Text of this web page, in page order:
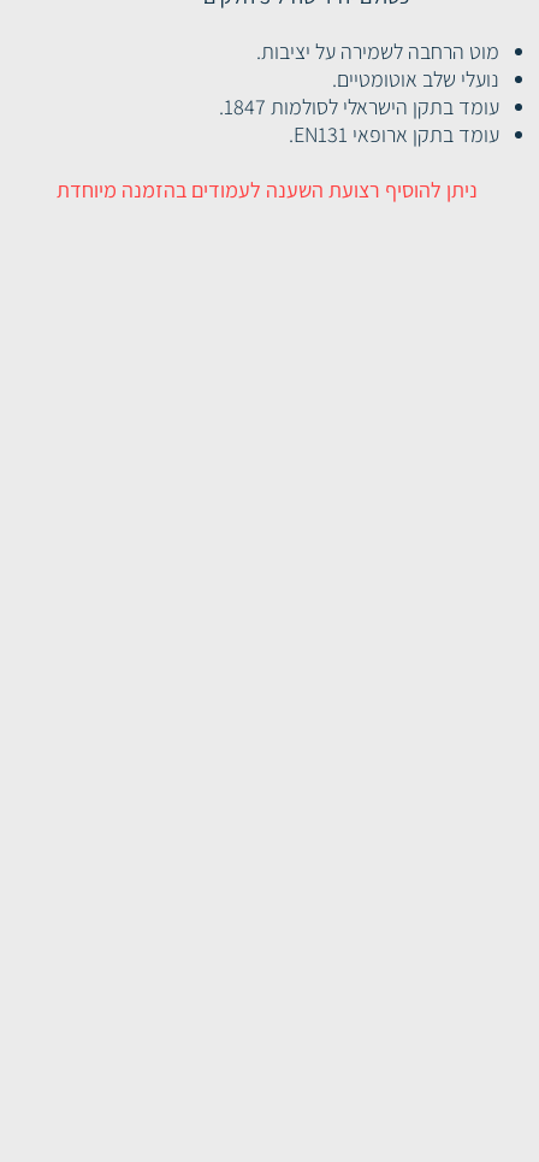
מוט הרחבה לשמירה על יציבות.
נועלי שלב אוטומטיים.
עומד בתקן הישראלי לסולמות 1847.
עומד בתקן ארופאי EN131.
ניתן להוסיף רצועת השענה לעמודים בהזמנה מיוחדת